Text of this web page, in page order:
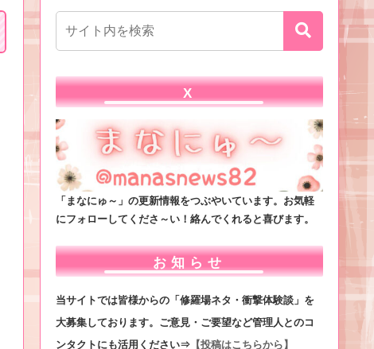
X
「まなにゅ～」の更新情報をつぶやいています。お気軽
にフォローしてくださ～い！絡んでくれると喜びます。
お知らせ
当サイトでは皆様からの「修羅場ネタ・衝撃体験談」を
大募集しております。ご意見・ご要望など管理人とのコ
ンタクトにも活用ください⇒ 【投稿はこちらから 】